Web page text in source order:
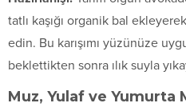
tatlı kaşığı organik bal
edin. Bu karışımı yüzünüze
beklettikten sonra ılık suyla
Muz, Yulaf ve Yumurta